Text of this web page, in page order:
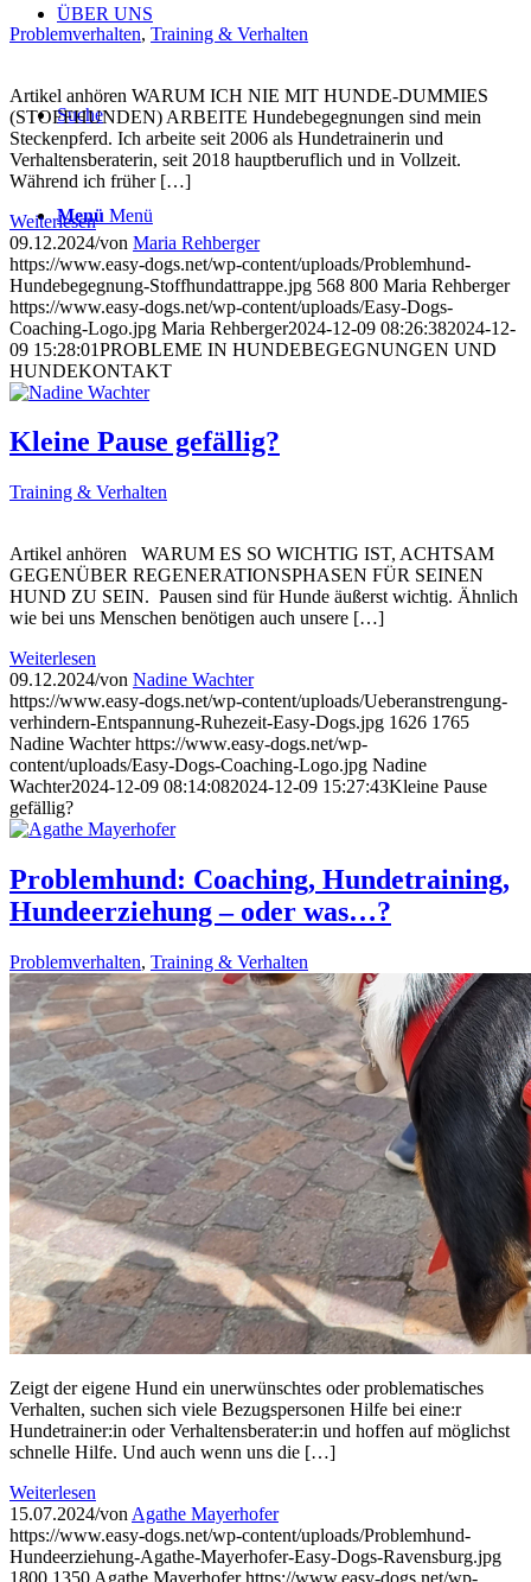
ÜBER UNS
Suche
Menü Menü
Problemverhalten, Training & Verhalten
Artikel anhören WARUM ICH NIE MIT HUNDE-DUMMIES
(STOFFHUNDEN) ARBEITE Hundebegegnungen sind mein
Steckenpferd. Ich arbeite seit 2006 als Hundetrainerin und
Verhaltensberaterin, seit 2018 hauptberuflich und in Vollzeit.
Während ich früher […]
Weiterlesen
09.12.2024/von Maria Rehberger
https://www.easy-dogs.net/wp-content/uploads/Problemhund-
Hundebegegnung-Stoffhundattrappe.jpg 568 800 Maria Rehberger
https://www.easy-dogs.net/wp-content/uploads/Easy-Dogs-
Coaching-Logo.jpg Maria Rehberger2024-12-09 08:26:382024-12-
09 15:28:01PROBLEME IN HUNDEBEGEGNUNGEN UND
HUNDEKONTAKT
Kleine Pause gefällig?
Training & Verhalten
Artikel anhören WARUM ES SO WICHTIG IST, ACHTSAM
GEGENÜBER REGENERATIONSPHASEN FÜR SEINEN
HUND ZU SEIN. Pausen sind für Hunde äußerst wichtig. Ähnlich
wie bei uns Menschen benötigen auch unsere […]
Weiterlesen
09.12.2024/von Nadine Wachter
https://www.easy-dogs.net/wp-content/uploads/Ueberanstrengung-
verhindern-Entspannung-Ruhezeit-Easy-Dogs.jpg 1626 1765
Nadine Wachter https://www.easy-dogs.net/wp-
content/uploads/Easy-Dogs-Coaching-Logo.jpg Nadine
Wachter2024-12-09 08:14:082024-12-09 15:27:43Kleine Pause
gefällig?
Problemhund: Coaching, Hundetraining,
Hundeerziehung – oder was…?
Problemverhalten, Training & Verhalten
Zeigt der eigene Hund ein unerwünschtes oder problematisches
Verhalten, suchen sich viele Bezugspersonen Hilfe bei eine:r
Hundetrainer:in oder Verhaltensberater:in und hoffen auf möglichst
schnelle Hilfe. Und auch wenn uns die […]
Weiterlesen
15.07.2024/von Agathe Mayerhofer
https://www.easy-dogs.net/wp-content/uploads/Problemhund-
Hundeerziehung-Agathe-Mayerhofer-Easy-Dogs-Ravensburg.jpg